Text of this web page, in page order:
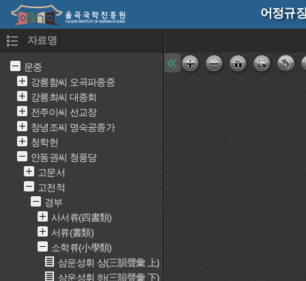
어정규
자료명
문중
강릉함씨 오곡파종중
강릉최씨 대종회
전주이씨 선교장
창녕조씨 명숙공종가
청학헌
안동권씨 청풍당
고문서
고전적
경부
사서류(四書類)
서류(書類)
소학류(小學類)
삼운성휘 상(三韻聲彙 上)
삼운성휘 하(三韻聲彙 下)